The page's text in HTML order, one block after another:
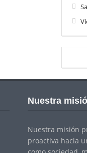
Nuestra
Nuestra misión
proactiva hacia